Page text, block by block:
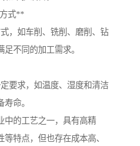
式**
，如车削、铣削、磨削、钻
不同的加工需求。
要求，如温度、湿度和清洁
命。
中的工艺之一，具有高精
特点，但也存在成本高、